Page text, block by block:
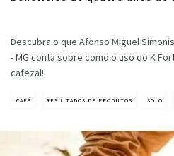
Descubra o que Afonso Miguel
- MG conta sobre como o uso do K
cafezal!
CAFÉ RESULTADOS DE PRODUTOS SOLO